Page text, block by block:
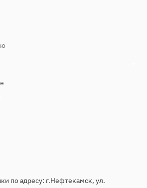
по адресу: г.Нефтекамск, ул.